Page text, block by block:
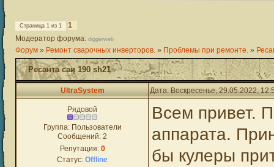
Страница 1 из 1
1
Модератор форума: diggerweb
Форум » Ремонт сварочных инверторов. » Проблемы при ремонте. »
Ресанта саи 190 sh21
UltraSystem Дата: Воскресенье, 29.05.2022,
Рядовой
Группа: Пользователи
Сообщений: 2
Репутация: 0
Статус: Offline
Всем привет.
аппарата.
бы кулеры